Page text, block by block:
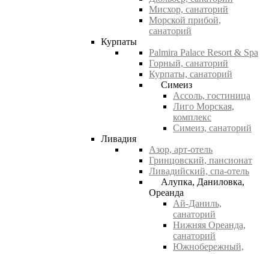
Мисхор, санаторий
Морской прибой,
санаторий
Курпаты
Palmira Palace Resort & Spa
Горный, санаторий
Курпаты, санаторий
Симеиз
Ассоль, гостиница
Лиго Морская,
комплекс
Симеиз, санаторий
Ливадия
Азор, арт-отель
Гринцовский, пансионат
Ливадийский, спа-отель
Алупка, Даниловка,
Ореанда
Ай-Даниль,
санаторий
Нижняя Ореанда,
санаторий
Южнобережный,